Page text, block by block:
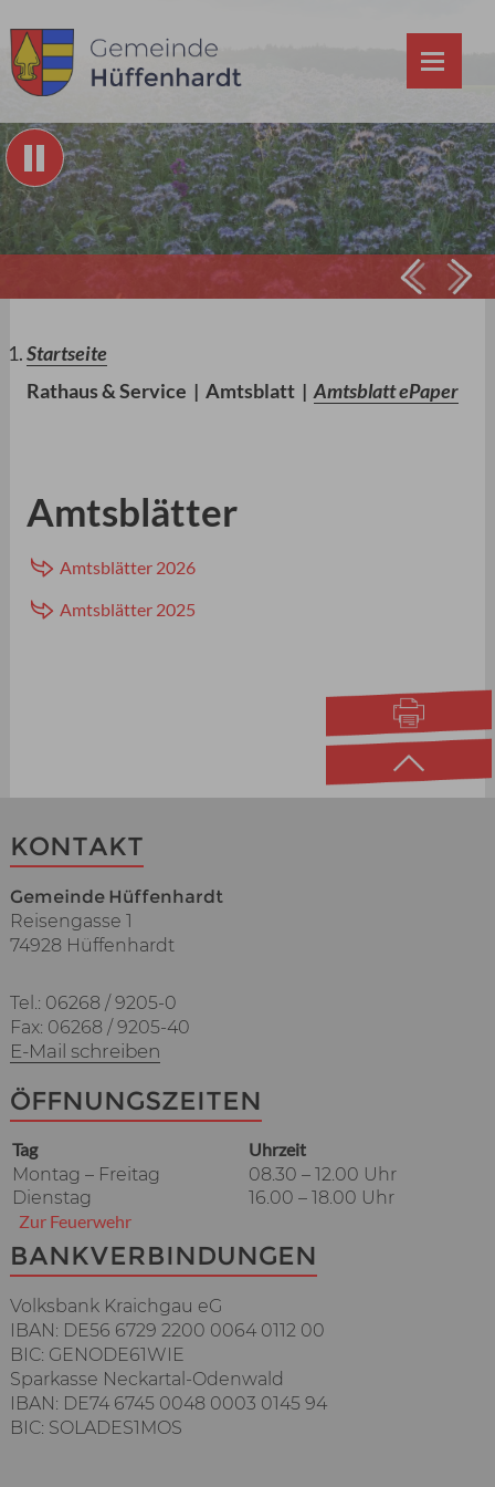
Prev
Startseite
Rathaus & Service | Amtsblatt| Amtsblatt ePaper
Amtsblätter
Amtsblätter 2026
Amtsblätter 2025
KONTAKT
Gemeinde Hüffenhardt
Reisengasse 1
74928 Hüffenhardt
Tel.: 06268 / 9205-0
Fax: 06268 / 9205-40
E-Mail schreiben
ÖFFNUNGSZEITEN
Tag
Uhrzeit
Montag – Freitag
08.30 – 12.00 Uhr
Dienstag
16.00 – 18.00 Uhr
Zur Feuerwehr
BANKVERBINDUNGEN
Volksbank Kraichgau eG
IBAN: DE56 6729 2200 0064 0112 00
BIC: GENODE61WIE
Sparkasse Neckartal-Odenwald
IBAN: DE74 6745 0048 0003 0145 94
BIC: SOLADES1MOS